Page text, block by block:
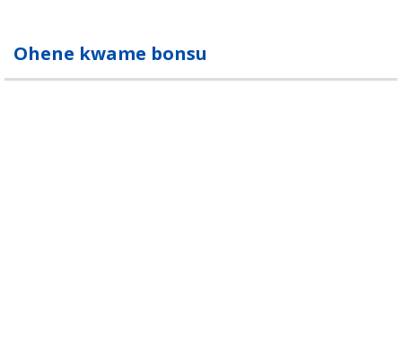
Ohene kwame bonsu